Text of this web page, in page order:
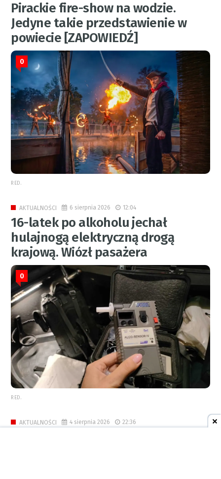
Pirackie fire-show na wodzie.
Jedyne takie przedstawienie w
powiecie [ZAPOWIEDŹ]
0
RED.
AKTUALNOŚCI 6 sierpnia 2026 12:04
16-latek po alkoholu jechał
hulajnogą elektryczną drogą
krajową. Wiózł pasażera
0
RED.
AKTUALNOŚCI 4 sierpnia 2026 22:36